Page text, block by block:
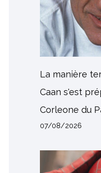
La manière
Caan s'est
Corleone du
07/08/2026